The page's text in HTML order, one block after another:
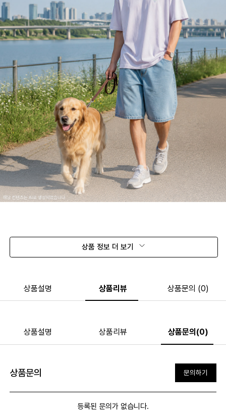
상품 정보 더 보기
상품설명 상품리뷰 상품문의 (0)
상품설명 상품리뷰 상품문의(0)
상품문의 문의하기
등록된 문의가 없습니다.